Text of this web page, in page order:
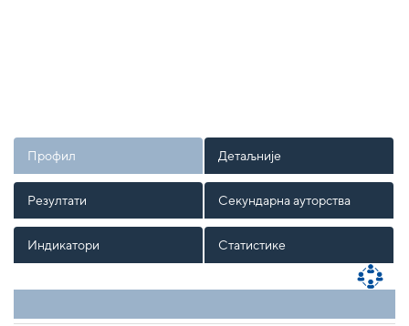
Профил Детаљније
Резултати Секундарна ауторства
Индикатори Статистике